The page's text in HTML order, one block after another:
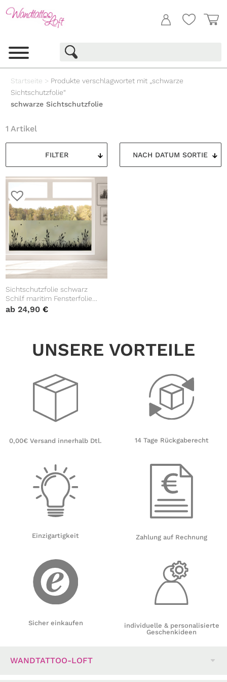
Startseite > Produkte verschlagwortet mit „schwarze
Sichtschutzfolie“
schwarze Sichtschutzfolie
FILTER
1 Artikel
Sichtschutzfolie schwarz
Schilf maritim Fensterfolie
Fensterdeko Milchglasfolie
ab24,90€
UNSERE VORTEILE
0,00€ Versand innerhalb Dtl.
Einzigartigkeit
Sicher einkaufen
14 Tage Rückgaberecht
Zahlung auf Rechnung
individuelle & personalisierte
Geschenkideen
WANDTATTOO-LOFT